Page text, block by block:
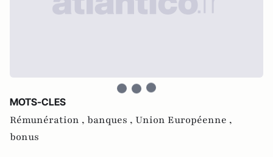
MOTS-CLES
Rémunération , banques , Union Européenne ,
bonus